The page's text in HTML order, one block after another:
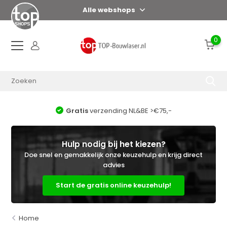
Alle webshops
0
Voor 17:00 uur = zelfde dag verzonden*
Hulp nodig bij het kiezen?
Doe snel en gemakkelijk onze keuzehulp en krijg direct
advies
Start de gratis online keuzehulp!
Home